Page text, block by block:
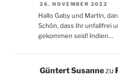
26. NOVEMBER 2022
Hallo Gaby und Martin,
Schön, dass Ihr unfallfrei
gekommen seid! Indien…
Güntert Susannezu